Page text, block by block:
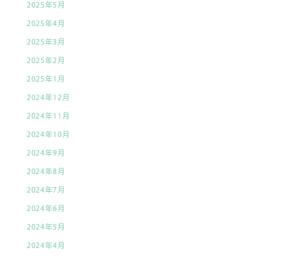
2025年5月
2025年4月
2025年3月
2025年2月
2025年1月
2024年12月
2024年11月
2024年10月
2024年9月
2024年8月
2024年7月
2024年6月
2024年5月
2024年4月